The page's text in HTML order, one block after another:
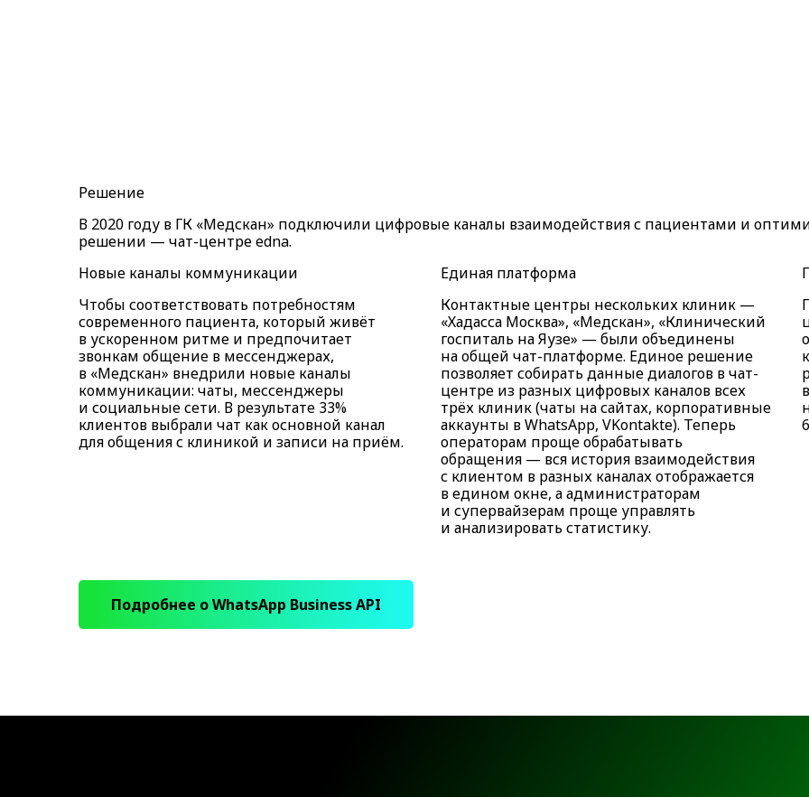
Решение
В 2020 году в ГК «Медскан» подключили цифровые каналы взаимодействия с пациентами и
решении — чат-центре edna.
Новые каналы коммуникации
Чтобы соответствовать потребностям
современного пациента, который живёт
в ускоренном ритме и предпочитает
звонкам общение в мессенджерах,
в «Медскан» внедрили новые каналы
коммуникации: чаты, мессенджеры
и социальные сети. В результате 33%
клиентов выбрали чат как основной канал
для общения с клиникой и записи на приём.
Единая платформа
Контактные центры нескольких клиник —
«Хадасса Москва», «Медскан», «Клинический
госпиталь на Яузе» — были объединены
на общей чат-платформе. Единое решение
позволяет собирать данные диалогов в чат-
центре из разных цифровых каналов всех
трёх клиник (чаты на сайтах, корпоративные
аккаунты в WhatsApp, VKontakte). Теперь
операторам проще обрабатывать
обращения — вся история взаимодействия
с клиентом в разных каналах отображается
в едином окне, а администраторам
и супервайзерам проще управлять
и анализировать статистику.
Подробнее о WhatsApp Business API